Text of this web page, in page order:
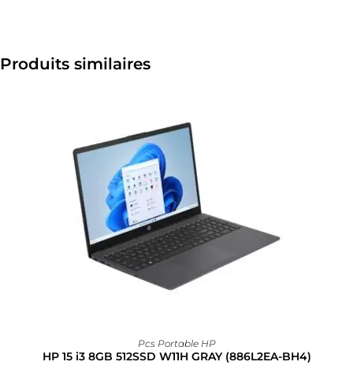
Produits similaires
Pcs Portable HP
HP 15 i3 8GB 512SSD W11H GRAY (886L2EA-BH4)